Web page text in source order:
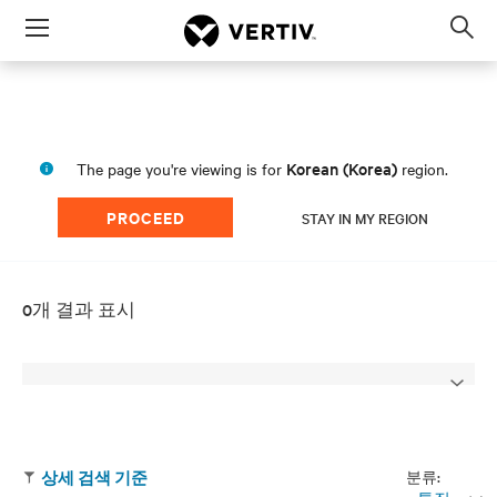
Menu
The page you're viewing is for Korean (Korea) region.
PROCEED STAY IN MY REGION
0개 결과 표시
분류:
상세 검색 기준